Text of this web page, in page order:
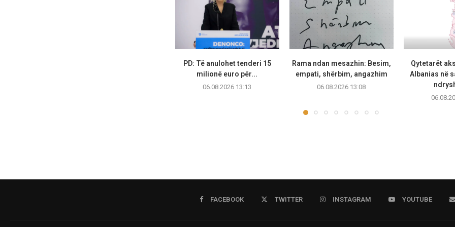
PD: Të anulohet tenderi 15
milionë euro për...
06.08.2026 13:13
Rama ndan mesazhin: Besim,
empati, shërbim, angazhim
06.08.2026 13:08
Qytetarët
Albanias në
FACEBOOK TWITTER INSTAGRAM YOUTUBE